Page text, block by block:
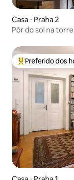
Casa ⋅ Praha 2
Pôr do sol na
Entre os
Preferido dos